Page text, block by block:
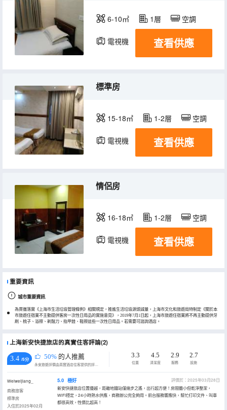
6-10㎡ 1層 空調
電視機 查看供應
標準房
15-18㎡ 1-2層 空調
電視機 查看供應
情侶房
16-18㎡ 1-2層 空調
電視機 查看供應
重要資訊
城市重要資訊
為貫徹落實《上海市生活垃圾管理條例》相關規定，推進生活垃圾源頭減量，上海市文化和旅遊局特制定《關於本
市旅遊住宿業不主動提供客房一次性日用品的實施意見》，2019年7月1日起，上海市旅遊住宿業將不再主動提供牙
刷、梳子、浴擦、剃鬚刀、指甲銼、鞋擦這些一次性日用品。若需要可諮詢酒店。
上海新安快捷旅店的真實住客評論(2)
3.4 /5分 50% 的人推薦
永安旅遊評價由真實酒店住客提供的評價。
3.3
位置
4.5
清潔度
2.9
服務
2.7
設施
Weiweijiang_
商務旅客
標準房
入住於2025年02月
5.0 極好
評價於：2025年03月28日
新安快捷旅店位置優越，距離地鐵站僅幾步之遙，出行超方便！房間雖小但乾淨整潔，
WiFi穩定，24小時熱水供應，商務辦公完全夠用。前台服務響應快，幫忙打印文件、叫車
都很高效，性價比超高！